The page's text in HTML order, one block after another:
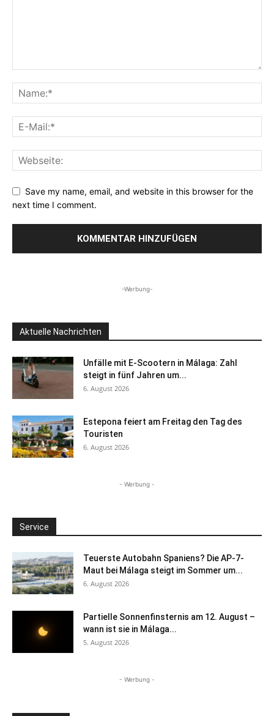
Save my name, email, and website in this browser for the
next time I comment.
-Werbung-
Aktuelle Nachrichten
Unfälle mit E-Scootern in Málaga: Zahl
steigt in fünf Jahren um...
6. August 2026
Estepona feiert am Freitag den Tag des
Touristen
6. August 2026
- Werbung -
Service
Teuerste Autobahn Spaniens? Die AP-7-
Maut bei Málaga steigt im Sommer um...
6. August 2026
Partielle Sonnenfinsternis am 12. August –
wann ist sie in Málaga...
5. August 2026
- Werbung -